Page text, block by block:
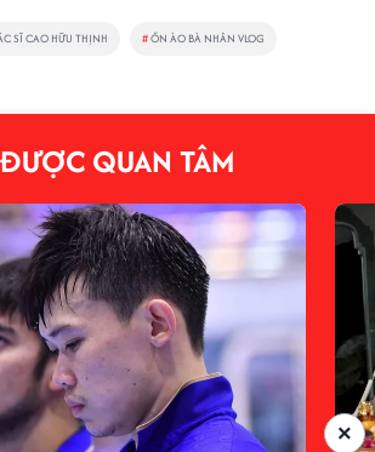
SĨ CAO HỮU THỊNH #ỒN ÀO BÀ NHÂN VLOG
ĐƯỢC QUAN TÂM
×